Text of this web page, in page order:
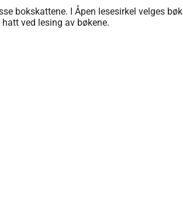
bokskattene. I Åpen lesesirkel velges
ved lesing av bøkene.